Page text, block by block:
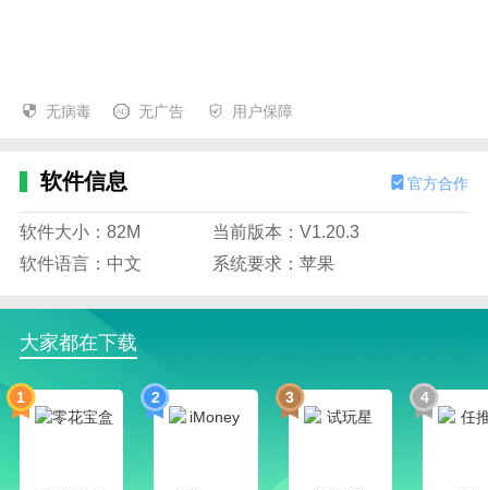
无病毒 无广告 用户保障
软件信息 官方合作
软件大小：82M
当前版本：V1.20.3
软件语言：中文
系统要求：苹果
大家都在下载
1 2 3 4